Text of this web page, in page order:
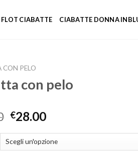
FLOT CIABATTE CIABATTE DONNA
CON PELO
con pelo
€28.00